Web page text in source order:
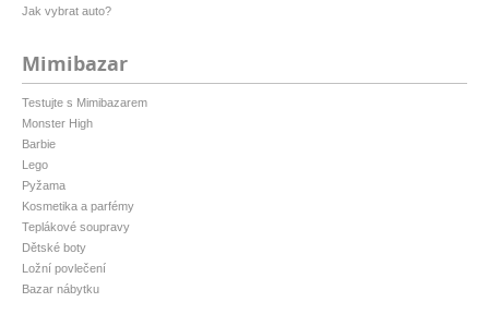
Jak vybrat auto?
Mimibazar
Testujte s Mimibazarem
Monster High
Barbie
Lego
Pyžama
Kosmetika a parfémy
Teplákové soupravy
Dětské boty
Ložní povlečení
Bazar nábytku